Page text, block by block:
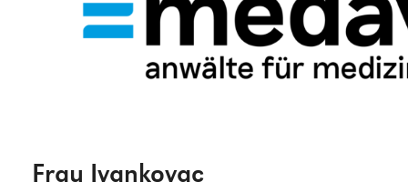
Frau Ivankovac